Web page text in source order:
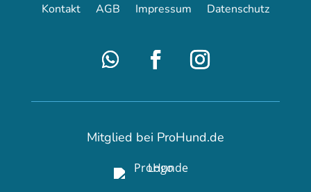
Kontakt AGB Impressum Datenschutz
Mitglied bei ProHund.de